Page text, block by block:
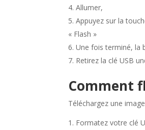
Allumer,
Appuyez sur la
« Flash »
Une fois terminé, la
Retirez la clé USB
Comment
Téléchargez une
Formatez votre clé